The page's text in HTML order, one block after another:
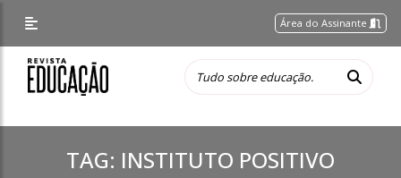
Área do Assinante
TAG: INSTITUTO POSITIVO